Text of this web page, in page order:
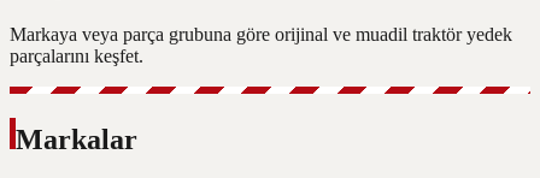
Markaya veya parça grubuna göre orijinal ve muadil traktör yedek
parçalarını keşfet.
Markalar